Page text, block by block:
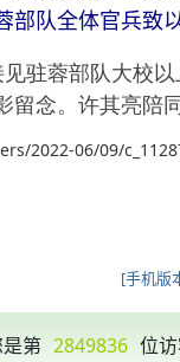
部队全体官兵致
蓉部队大校以
留念。许其亮陪
2022-06/09/
[手机版
第 2849836 位